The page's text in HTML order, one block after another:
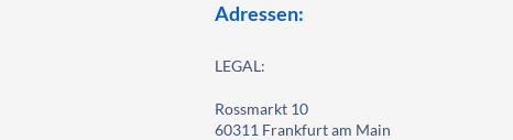
Adressen:
LEGAL:
Rossmarkt 10
60311 Frankfurt am Main